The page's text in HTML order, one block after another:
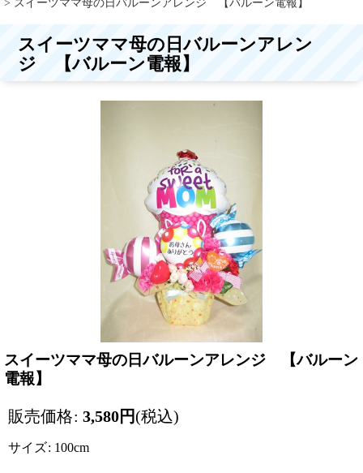
> スイーツママ母の日バルーンアレンジ 【バルーン電報】
スイーツママ母の日バルーンアレン
ジ 【バルーン電報】
スイーツママ母の日バルーンアレンジ 【バルーン
電報】
販売価格: 3,580円(税込)
サイズ: 100cm